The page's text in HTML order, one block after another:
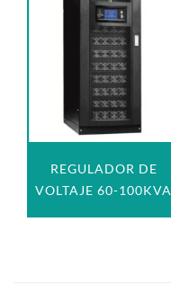
REGULADOR DE
VOLTAJE 60-100KVA